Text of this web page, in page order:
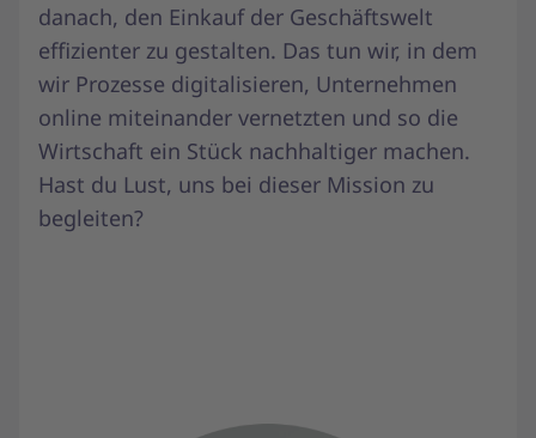
danach, den Einkauf der Geschäftswelt
effizienter zu gestalten. Das tun wir, in dem
wir Prozesse digitalisieren, Unternehmen
online miteinander vernetzten und so die
Wirtschaft ein Stück nachhaltiger machen.
Hast du Lust, uns bei dieser Mission zu
begleiten?